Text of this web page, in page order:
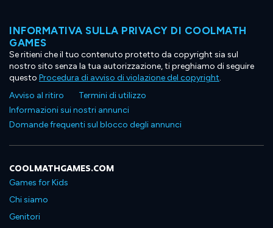
INFORMATIVA SULLA PRIVACY DI COOLMATH
GAMES
Se ritieni che il tuo contenuto protetto da copyright sia sul
nostro sito senza la tua autorizzazione, ti preghiamo di seguire
questo Procedura di avviso di violazione del copyright.
Avviso al ritiro
Termini di utilizzo
Informazioni sui nostri annunci
Domande frequenti sul blocco degli annunci
COOLMATHGAMES.COM
Games for Kids
Chi siamo
Genitori